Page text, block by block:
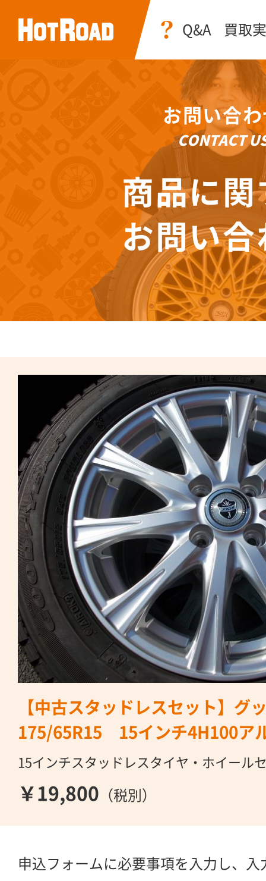
Q&A 買取
お問い合
CONTACT
商品に関
お問い合
【中古スタッドレスセット】グ
175/65R15 15インチ4H100ア
15インチスタッドレスタイヤ・ホイール
￥19,800 （税別）
申込フォームに必要事項を入力し、